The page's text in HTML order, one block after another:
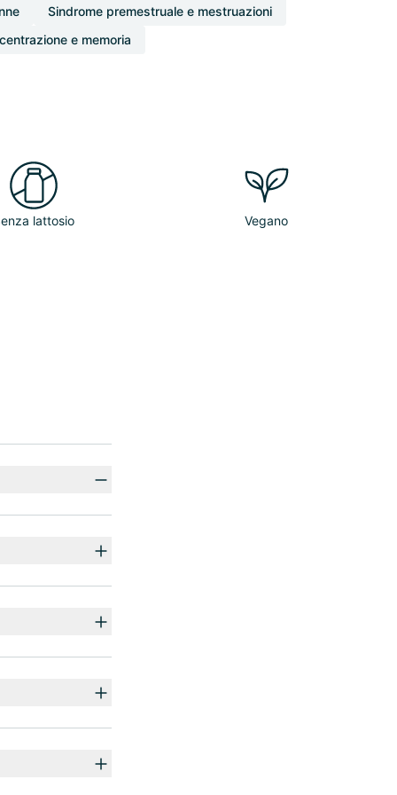
Sindrome premestruale e mestruazioni
e memoria
lattosio Vegano